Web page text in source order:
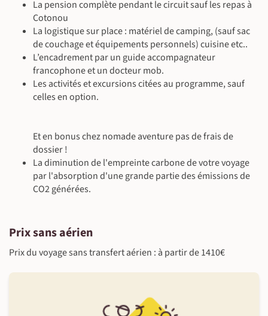
La pension complète pendant le circuit sauf les repas à
Cotonou
La logistique sur place : matériel de camping, (sauf sac
de couchage et équipements personnels) cuisine etc..
L’encadrement par un guide accompagnateur
francophone et un docteur mob.
Les activités et excursions citées au programme, sauf
celles en option.
Et en bonus chez nomade aventure pas de frais de
dossier !
La diminution de l'empreinte carbone de votre voyage
par l'absorption d'une grande partie des émissions de
CO2 générées.
Prix sans aérien
Prix du voyage sans transfert aérien : à partir de 1410€